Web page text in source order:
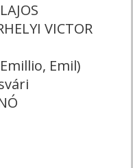
VICTOR
Emil)